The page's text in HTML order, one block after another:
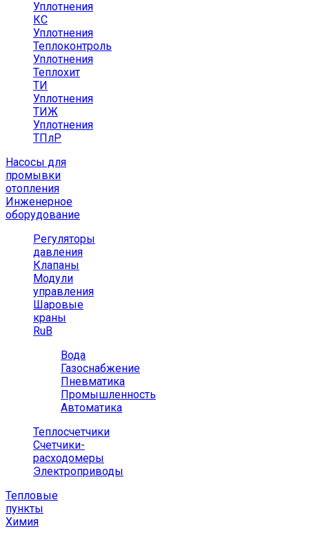
Уплотнения
КС
Уплотнения
Теплоконтроль
Уплотнения
Теплохит
ТИ
Уплотнения
ТИЖ
Уплотнения
ТПлР
Насосы для
промывки
отопления
Инженерное
оборудование
Регуляторы
давления
Клапаны
Модули
управления
Шаровые
краны
RuB
Вода
Газоснабжение
Пневматика
Промышленность
Автоматика
Теплосчетчики
Счетчики-
расходомеры
Электроприводы
Тепловые
пункты
Химия